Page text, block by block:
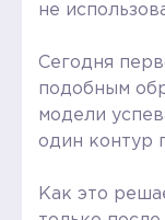
не
Сегодня
подобным
модели
один контур
Как это